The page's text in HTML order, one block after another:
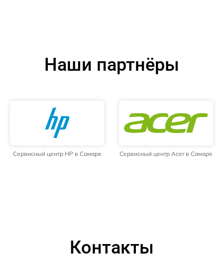
Наши партнёры
Сервисный центр HP в Самаре Сервисный центр Acer в Самаре
Контакты